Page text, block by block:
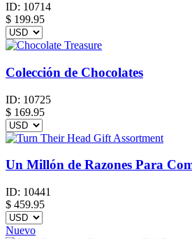
ID: 10714
$ 199.95
Colección de Chocolates
ID: 10725
$ 169.95
Un Millón de Razones Para
ID: 10441
$ 459.95
Nuevo